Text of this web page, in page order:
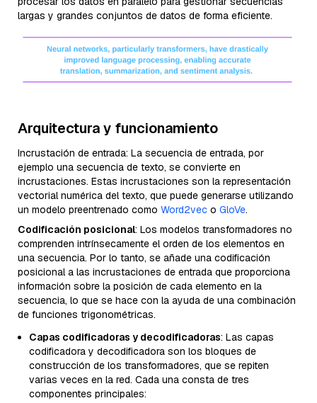
largas y grandes conjuntos de datos de forma eficiente.
Arquitectura y funcionamiento
Incrustación de entrada: La secuencia de entrada, por
ejemplo una secuencia de texto, se convierte en
incrustaciones. Estas incrustaciones son la representación
vectorial numérica del texto, que puede generarse utilizando
un modelo preentrenado como Word2vec o GloVe.
Codificación posicional: Los modelos transformadores no
comprenden intrínsecamente el orden de los elementos en
una secuencia. Por lo tanto, se añade una codificación
posicional a las incrustaciones de entrada que proporciona
información sobre la posición de cada elemento en la
secuencia, lo que se hace con la ayuda de una combinación
de funciones trigonométricas.
Capas codificadoras y decodificadoras: Las capas
codificadora y decodificadora son los bloques de
construcción de los transformadores, que se repiten
varias veces en la red. Cada una consta de tres
componentes principales: